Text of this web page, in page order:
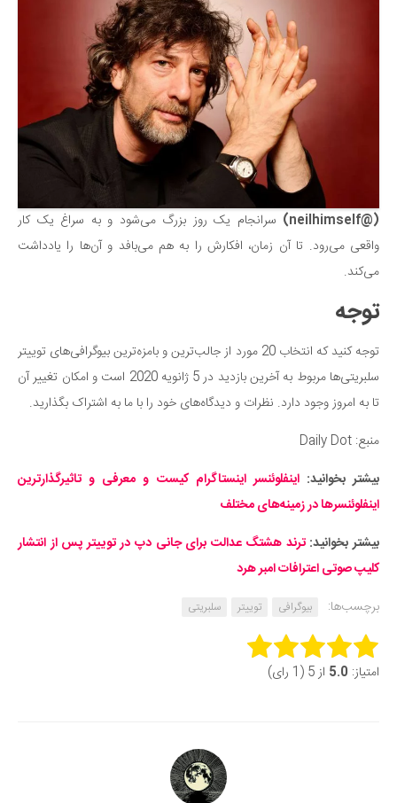
(@neilhimself)
سرانجام یک روز بزرگ می‌شود و به سراغ یک کار
واقعی می‌رود. تا آن زمان، افکارش را به هم می‌بافد و آن‌ها را یادداشت
می‌کند.
توجه
توجه کنید که انتخاب 20 مورد از جالب‌ترین و بامزه‌ترین بیوگرافی‌های توییتر
سلبریتی‌ها مربوط به آخرین بازدید در 5 ژانویه 2020 است و امکان تغییر آن
تا به امروز وجود دارد. نظرات و دیدگاه‌های خود را با ما به اشتراک بگذارید.
منبع: Daily Dot
بیشتر بخوانید:اینفلوئنسر اینستاگرام کیست و معرفی و تاثیرگذارترین
اینفلوئنسرها در زمینه‌های مختلف
بیشتر بخوانید:ترند هشتگ عدالت برای جانی دپ در توییتر پس از انتشار
کلیپ صوتی اعترافات امبر هرد
برچسب‌ها:
بیوگرافی توییتر سلبریتی
Rate this item:
امتیاز: 5.0 از 5 (1 رای)